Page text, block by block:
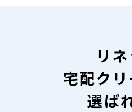
リ
宅配ク
選ば